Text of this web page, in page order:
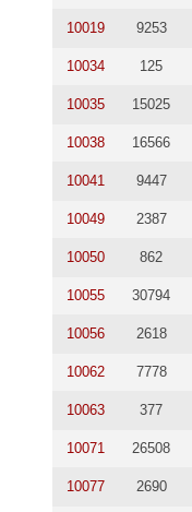
10019 9253
10034 125
10035 15025
10038 16566
10041 9447
10049 2387
10050 862
10055 30794
10056 2618
10062 7778
10063 377
10071 26508
10077 2690